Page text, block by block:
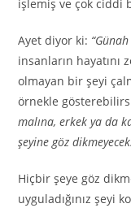
işlemiş ve çok ciddi
Ayet diyor ki:
insanların
olmayan bir şeyi
örnekle
malına, erkek ya da
şeyine göz
Hiçbir şeye göz
uyguladığınız şeyi